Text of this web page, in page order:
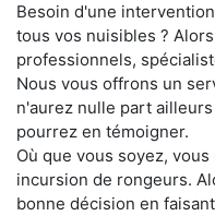
Besoin d'une
tous vos nuisibles ?
professionnels,
Nous vous offrons un
n'aurez nulle part
pourrez en témoigner.
Où que vous soyez,
incursion de rongeurs.
bonne décision en